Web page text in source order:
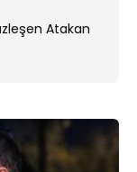
Atakan